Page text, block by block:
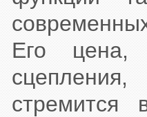
Его цена,
стремится